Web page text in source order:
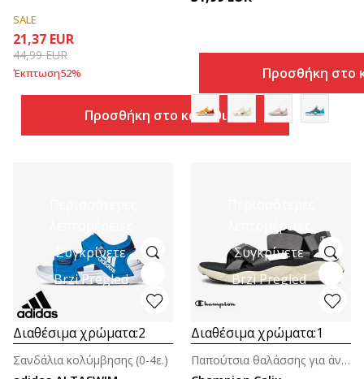
SALE
21,37 EUR
44,99EUR
Έκπτωση52%
Προσθήκη στο καλάθι
Προσθήκη στο
Συγκρίνετε
Brzi Pregled
Διαθέσιμα χρώματα:2
Σανδάλια κολύμβησης (0-4ε.)
λεπτομέρειες
Συγκρίνετε
Brzi Pregled
Διαθέσιμα χρώματα:1
Παπούτσια θαλάσσης για άνδρες